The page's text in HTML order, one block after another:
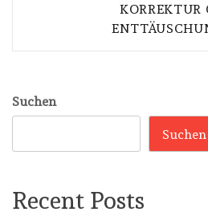
KORREKTUR
Suchen
Suchen
Recent Posts